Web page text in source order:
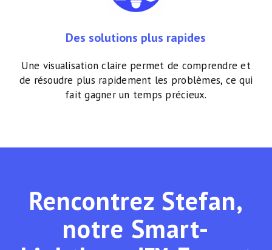
Des solutions plus rapides
Une visualisation claire permet de comprendre et
de résoudre plus rapidement les problèmes, ce qui
fait gagner un temps précieux.
Rencontrez Stefan,
notre Smart-